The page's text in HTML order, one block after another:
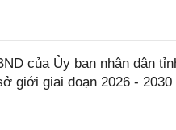
của Ủy ban nhân dân
giới giai đoạn 2026 - 2030